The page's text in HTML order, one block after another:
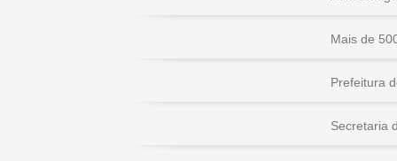
Mais de
Prefeitura
Secretaria